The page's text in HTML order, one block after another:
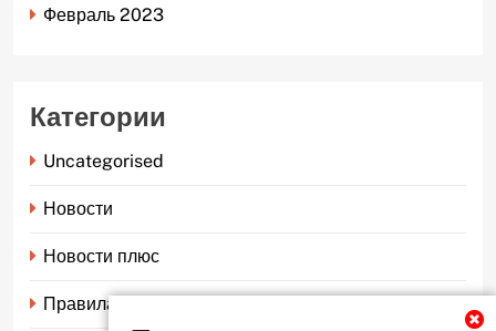
Февраль 2023
Категории
Uncategorised
Новости
Новости плюс
Правила страхования